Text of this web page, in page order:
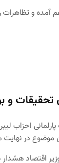
آمده و
تحقیقات
احزاب
موضوع در نهایت
اقتصاد